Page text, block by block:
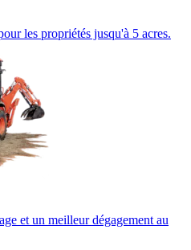
les propriétés jusqu'à 5 acres.
et un meilleur dégagement au